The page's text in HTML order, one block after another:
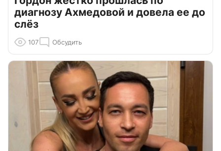
диагнозу Ахмедовой и довела ее до
слёз
107 Обсудить